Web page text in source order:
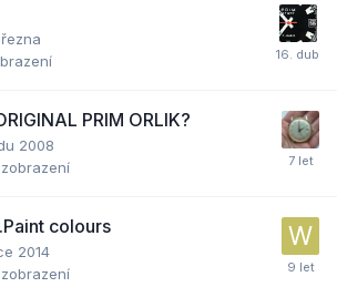
PRIM ORLIK?
2008
zobrazení
colours
2014
zobrazení